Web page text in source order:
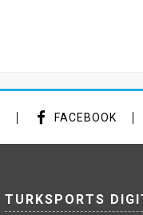
FACEBOOK
TURKSPORTS